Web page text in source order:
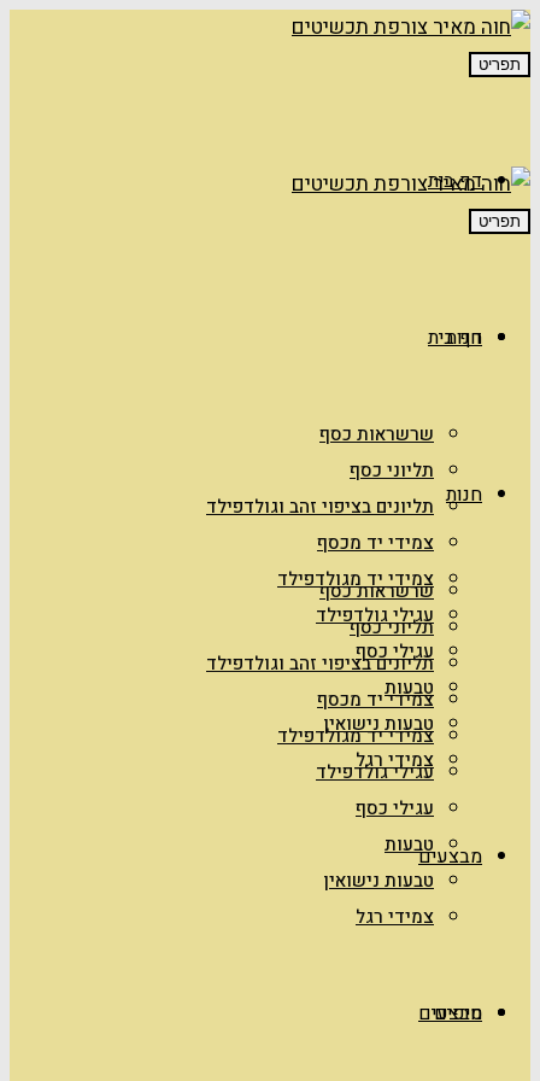
תפריט
דף בית
חנות
שרשראות כסף
תליוני כסף
תליונים בציפוי זהב וגולדפילד
צמידי יד מכסף
צמידי יד מגולדפילד
עגילי גולדפילד
עגילי כסף
טבעות
טבעות נישואין
צמידי רגל
מבצעים
טיפים
תפריט
דף בית
חנות
שרשראות כסף
תליוני כסף
תליונים בציפוי זהב וגולדפילד
צמידי יד מכסף
צמידי יד מגולדפילד
עגילי גולדפילד
עגילי כסף
טבעות
טבעות נישואין
צמידי רגל
מבצעים